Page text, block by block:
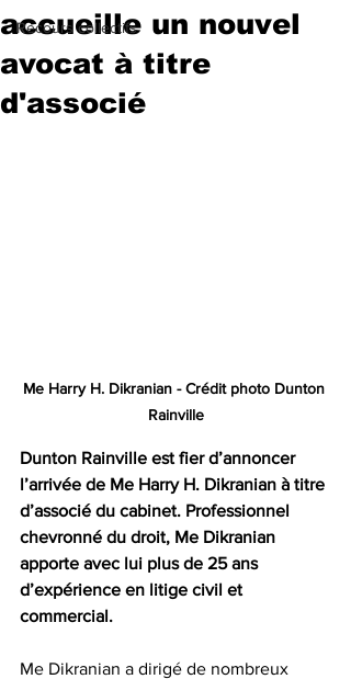
Recours collectifs
accueille un nouvel
avocat à titre
d'associé
Me Harry H. Dikranian - Crédit photo Dunton
Rainville
Dunton Rainville est fier d’annoncer
l’arrivée de Me Harry H. Dikranian à titre
d’associé du cabinet. Professionnel
chevronné du droit, Me Dikranian
apporte avec lui plus de 25 ans
d’expérience en litige civil et
commercial.
Me Dikranian a dirigé de nombreux